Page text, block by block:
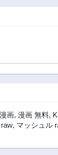
画, 漫画 無料,
, マッシュル